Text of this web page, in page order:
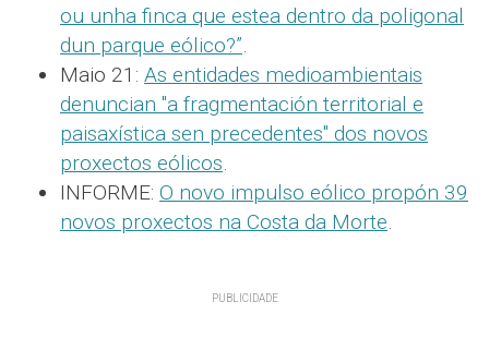
ou unha finca que estea dentro da poligonal
dun parque eólico?”.
Maio 21: As entidades medioambientais
denuncian "a fragmentación territorial e
paisaxística sen precedentes" dos novos
proxectos eólicos.
INFORME: O novo impulso eólico propón 39
novos proxectos na Costa da Morte.